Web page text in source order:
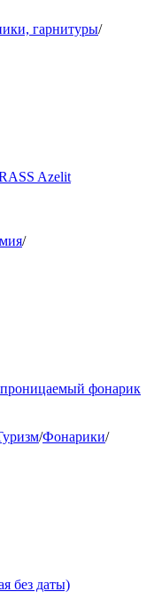
гарнитуры/
Azelit
/
фонарик
/Фонарики/
без даты)